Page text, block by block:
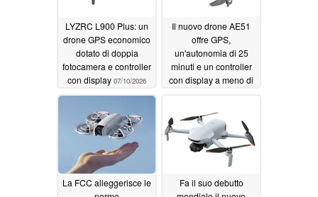
LYZRC L900 Plus: un
drone GPS economico
dotato di doppia
fotocamera e controller
con display 07/10/2026
Il nuovo drone AE51
offre GPS,
un'autonomia di 25
minuti e un controller
con display a meno di
La FCC alleggerisce le
Fa il suo debutto